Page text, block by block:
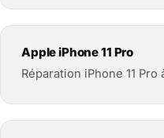
Apple iPhone 11 Pro
Réparation iPhone 11